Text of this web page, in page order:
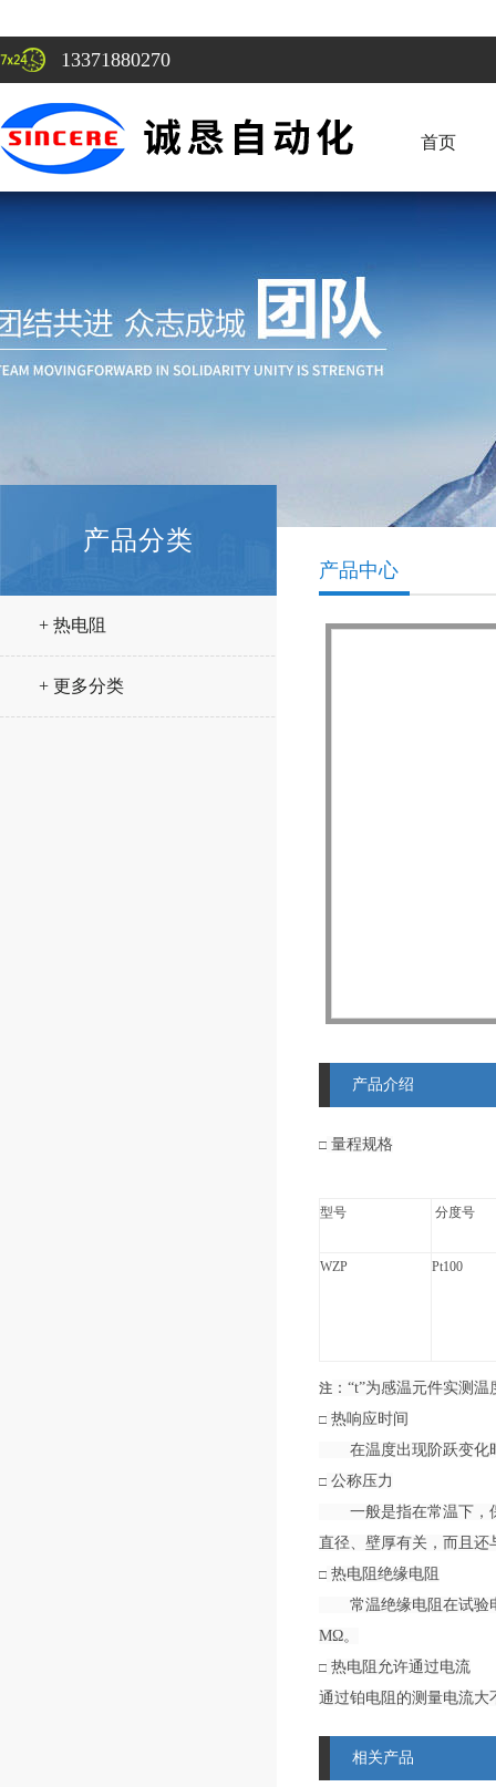
13371880270
首页
产品分类
+ 热电阻
+ 更多分类
产品中心
产品介绍
□ 量程规格
型号 分度号
WZP Pt100
注 ：“t”为感温元件实测
□ 热响应时间
在温度出现阶跃变化时
□ 公称压力
一般是指在常温下，保
直径、壁厚有关，而且还
□ 热电阻绝缘电阻
常温绝缘电阻在试验电
MΩ。
□ 热电阻允许通过电流
通过铂电阻的测量电流大
相关产品